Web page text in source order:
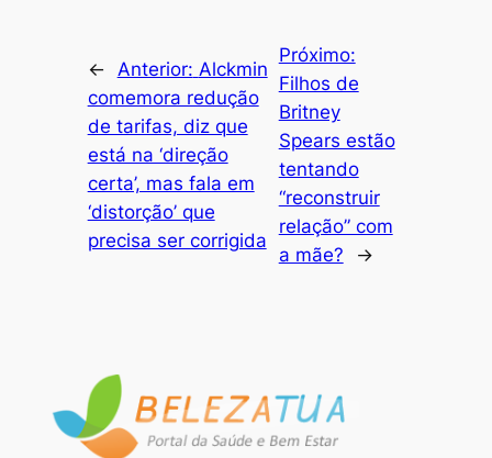
← Anterior: Alckmin
comemora redução
de tarifas, diz que
está na ‘direção
certa’, mas fala em
‘distorção’ que
precisa ser corrigida
Próximo:
Filhos de
Britney
Spears estão
tentando
“reconstruir
relação” com
a mãe?
→